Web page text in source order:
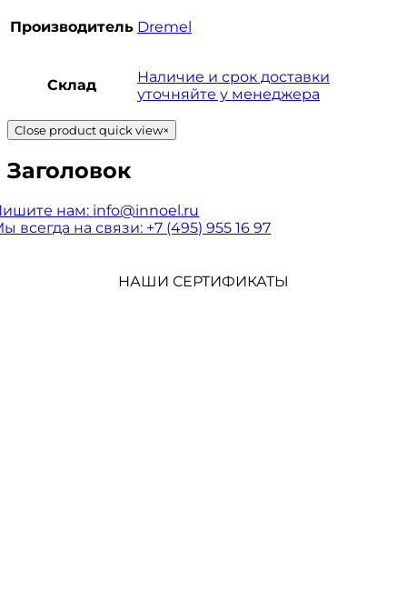
Производитель Dremel
Склад
Наличие и срок доставки
уточняйте у менеджера
Close product quick view×
Заголовок
нам: info@innoel.ru
всегда на связи: +7 (495) 955 16 97
НАШИ СЕРТИФИКАТЫ